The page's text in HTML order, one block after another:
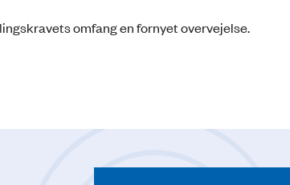
omfang en fornyet overvejelse.